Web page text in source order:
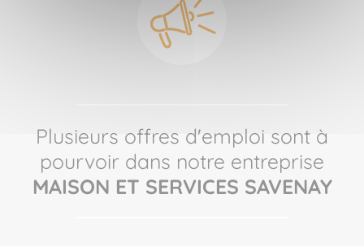
Plusieurs offres d'emploi sont à
pourvoir dans notre entreprise
MAISON ET SERVICES SAVENAY